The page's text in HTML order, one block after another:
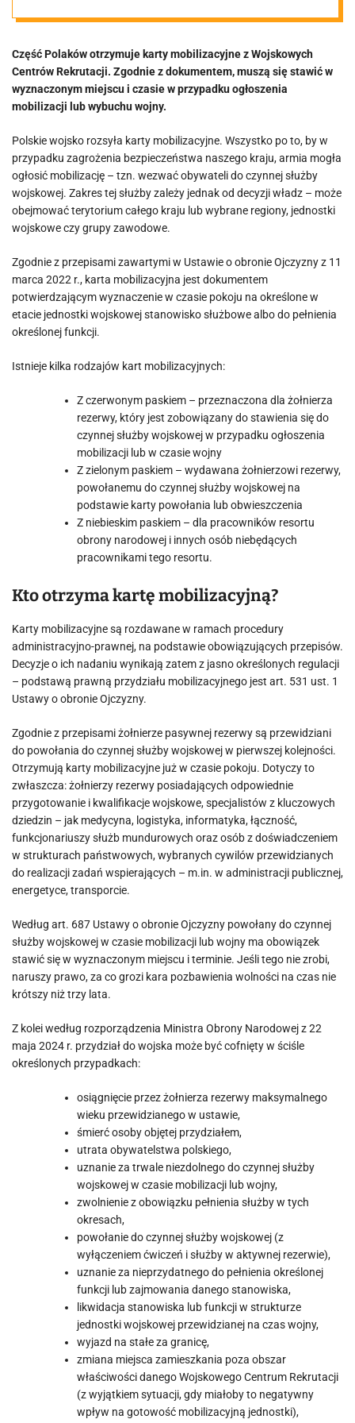
Wojsko wysyła
listy do
Polaków
Część Polaków otrzymuje karty mobilizacyjne z Wojskowych
Centrów Rekrutacji. Zgodnie z dokumentem, muszą się stawić w
wyznaczonym miejscu i czasie w przypadku ogłoszenia
mobilizacji lub wybuchu wojny.
Polskie wojsko rozsyła karty mobilizacyjne. Wszystko po to, by w
przypadku zagrożenia bezpieczeństwa naszego kraju, armia mogła
ogłosić mobilizację – tzn. wezwać obywateli do czynnej służby
wojskowej. Zakres tej służby zależy jednak od decyzji władz – może
obejmować terytorium całego kraju lub wybrane regiony, jednostki
wojskowe czy grupy zawodowe.
Zgodnie z przepisami zawartymi w Ustawie o obronie Ojczyzny z 11
marca 2022 r., karta mobilizacyjna jest dokumentem
potwierdzającym wyznaczenie w czasie pokoju na określone w
etacie jednostki wojskowej stanowisko służbowe albo do pełnienia
określonej funkcji.
Istnieje kilka rodzajów kart mobilizacyjnych:
Z czerwonym paskiem – przeznaczona dla żołnierza
rezerwy, który jest zobowiązany do stawienia się do
czynnej służby wojskowej w przypadku ogłoszenia
mobilizacji lub w czasie wojny
Z zielonym paskiem – wydawana żołnierzowi rezerwy,
powołanemu do czynnej służby wojskowej na
podstawie karty powołania lub obwieszczenia
Z niebieskim paskiem – dla pracowników resortu
obrony narodowej i innych osób niebędących
pracownikami tego resortu.
Kto otrzyma kartę mobilizacyjną?
Karty mobilizacyjne są rozdawane w ramach procedury
administracyjno-prawnej, na podstawie obowiązujących przepisów.
Decyzje o ich nadaniu wynikają zatem z jasno określonych regulacji
– podstawą prawną przydziału mobilizacyjnego jest art. 531 ust. 1
Ustawy o obronie Ojczyzny.
Zgodnie z przepisami żołnierze pasywnej rezerwy są przewidziani
do powołania do czynnej służby wojskowej w pierwszej kolejności.
Otrzymują karty mobilizacyjne już w czasie pokoju. Dotyczy to
zwłaszcza: żołnierzy rezerwy posiadających odpowiednie
przygotowanie i kwalifikacje wojskowe, specjalistów z kluczowych
dziedzin – jak medycyna, logistyka, informatyka, łączność,
funkcjonariuszy służb mundurowych oraz osób z doświadczeniem
w strukturach państwowych, wybranych cywilów przewidzianych
do realizacji zadań wspierających – m.in. w administracji publicznej,
energetyce, transporcie.
Według art. 687 Ustawy o obronie Ojczyzny powołany do czynnej
służby wojskowej w czasie mobilizacji lub wojny ma obowiązek
stawić się w wyznaczonym miejscu i terminie. Jeśli tego nie zrobi,
naruszy prawo, za co grozi kara pozbawienia wolności na czas nie
krótszy niż trzy lata.
Z kolei według rozporządzenia Ministra Obrony Narodowej z 22
maja 2024 r. przydział do wojska może być cofnięty w ściśle
określonych przypadkach:
osiągnięcie przez żołnierza rezerwy maksymalnego
wieku przewidzianego w ustawie,
śmierć osoby objętej przydziałem,
utrata obywatelstwa polskiego,
uznanie za trwale niezdolnego do czynnej służby
wojskowej w czasie mobilizacji lub wojny,
zwolnienie z obowiązku pełnienia służby w tych
okresach,
powołanie do czynnej służby wojskowej (z
wyłączeniem ćwiczeń i służby w aktywnej rezerwie),
uznanie za nieprzydatnego do pełnienia określonej
funkcji lub zajmowania danego stanowiska,
likwidacja stanowiska lub funkcji w strukturze
jednostki wojskowej przewidzianej na czas wojny,
wyjazd na stałe za granicę,
zmiana miejsca zamieszkania poza obszar
właściwości danego Wojskowego Centrum Rekrutacji
(z wyjątkiem sytuacji, gdy miałoby to negatywny
wpływ na gotowość mobilizacyjną jednostki),